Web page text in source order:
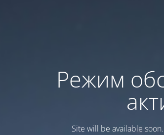
Режим
Site will be available